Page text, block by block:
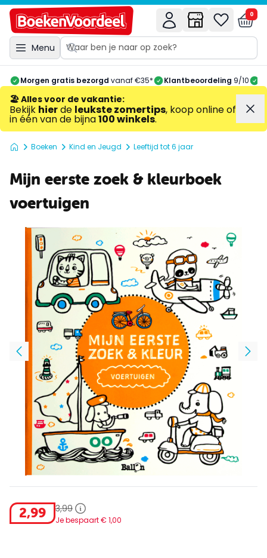
Menu
0
Morgen gratis bezorgd vanaf €35* Klantbeoordeling 9/10
🏖️ Alles voor de vakantie:
Bekijk hierde leukste zomertips, koop online of
in één van de bijna100 winkels.
Boeken Kind en Jeugd Leeftijd tot 6 jaar
Mijn eerste zoek & kleurboek
voertuigen
2,99 3,99
Je bespaart € 1,00